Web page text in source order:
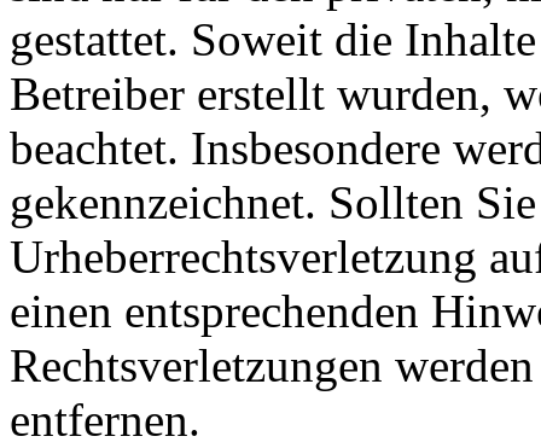
gestattet. Soweit die
Betreiber erstellt wurden,
beachtet. Insbesondere
gekennzeichnet. Sollten
Urheberrechtsverletzung
einen entsprechenden
Rechtsverletzungen
entfernen.